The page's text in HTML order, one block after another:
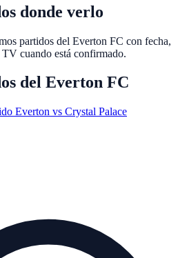
donde verlo
partidos del Everton FC con fecha,
cuando está confirmado.
del Everton FC
Everton vs Crystal Palace